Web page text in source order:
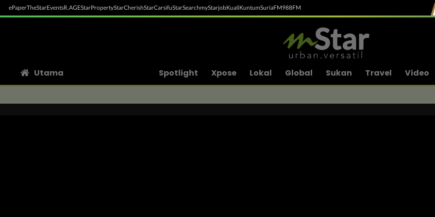
ePaperTheStarEventsR.AGEStarPropertyStarCherishStarCarsifuStarSearchmyStarjobKualiKuntumSuriaFM988FM
Utama Spotlight Xpose Lokal Global Sukan Travel Video